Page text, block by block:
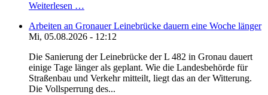
Weiterlesen …
Arbeiten an Gronauer Leinebrücke dauern eine Woche länger
Mi, 05.08.2026 - 12:12
Die Sanierung der Leinebrücke der L 482 in Gronau dauert
einige Tage länger als geplant. Wie die Landesbehörde für
Straßenbau und Verkehr mitteilt, liegt das an der Witterung.
Die Vollsperrung des...